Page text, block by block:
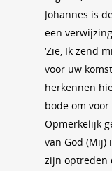
Johannes is
een
‘Zie, Ik zend
voor uw
herkennen
bode om
Opmerkelijk
van God (Mij)
zijn optreden